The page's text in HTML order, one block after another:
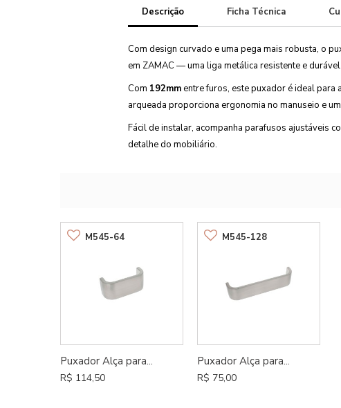
Descrição Ficha Técnica
Com design curvado e uma pega mais robusta, o
em ZAMAC — uma liga metálica resistente e
Com 192mmentre furos, este puxador é ideal para
arqueada proporciona ergonomia no manuseio e
Fácil de instalar, acompanha parafusos ajustáveis
detalhe do mobiliário.
M545-64
Puxador Alça para...
R$ 114,50
M545-128
Puxador Alça para...
R$ 75,00